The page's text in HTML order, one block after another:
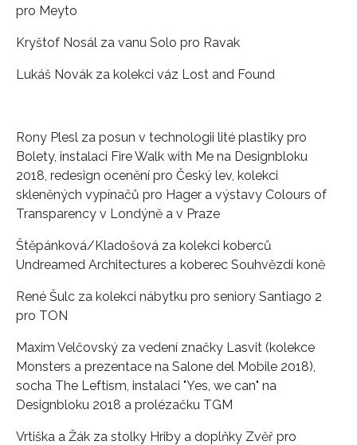
INFORMACE
REDAKCE
pro Meyto
Kryštof Nosál za vanu Solo pro Ravak
Lukáš Novák za kolekci váz Lost and Found
Rony Plesl za posun v technologii lité plastiky pro
Bolety, instalaci Fire Walk with Me na Designbloku
2018, redesign ocenění pro Český lev, kolekci
skleněných vypínačů pro Hager a výstavy Colours of
Transparency v Londýně a v Praze
Štěpánková/Kladošová za kolekci koberců
Undreamed Architectures a koberec Souhvězdí koně
René Šulc za kolekci nábytku pro seniory Santiago 2
pro TON
Maxim Velčovský za vedení značky Lasvit (kolekce
Monsters a prezentace na Salone del Mobile 2018),
socha The Leftism, instalaci "Yes, we can" na
Designbloku 2018 a prolézačku TGM
Vrtiška a Žák za stolky Hriby a doplňky Zvěř pro